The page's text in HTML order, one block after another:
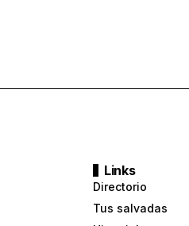
Links
Directorio
Tus salvadas